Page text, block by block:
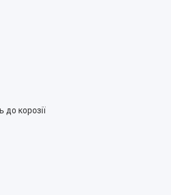
до корозії